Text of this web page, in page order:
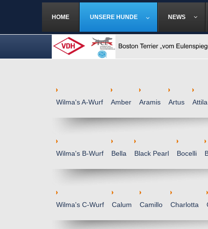
HOME UNSERE HUNDE NEWS
Wilma's A-Wurf Amber Aramis Artus Attila
Wilma's B-Wurf Bella Black Pearl Bocelli
Wilma's C-Wurf Calum Camillo Charlotta